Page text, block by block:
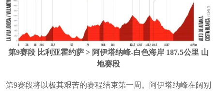
第9赛段 比利亚霍约萨 > 阿伊塔纳峰-白色海岸 187.5公里 山
地赛段
第9赛段将以极其艰苦的赛程结束第一周。阿伊塔纳峰在阔别